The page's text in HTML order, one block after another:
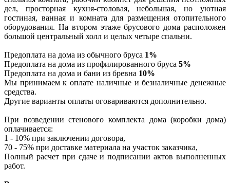
дел, просторная кухня-столовая, небольшая, но уютная
гостиная, ванная и комната для размещения отопительного
оборудования. На втором этаже брусового дома расположен
большой центральный холл и целых четыре спальни.
Предоплата на дома из обычного бруса 1%
Предоплата на дома из профилированного бруса 5%
Предоплата на дома и бани из бревна 10%
Мы принимаем к оплате наличные и безналичные денежные
средства.
Другие варианты оплаты оговариваются дополнительно.
При возведении стенового комплекта дома (коробки дома)
оплачивается:
1 - 10% при заключении договора,
70 - 75% при доставке материала на участок заказчика,
Полный расчет при сдаче и подписании актов выполненных
работ.